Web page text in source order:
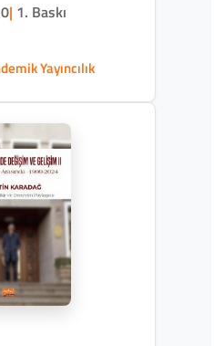
| 1. Baskı
Yayıncılık